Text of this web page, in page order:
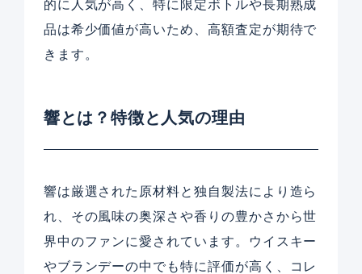
的に人気が高く、特に限定ボトルや長期熟成
品は希少価値が高いため、高額査定が期待で
きます。
響とは？特徴と人気の理由
響は厳選された原材料と独自製法により造ら
れ、その風味の奥深さや香りの豊かさから世
界中のファンに愛されています。ウイスキー
やブランデーの中でも特に評価が高く、コレ